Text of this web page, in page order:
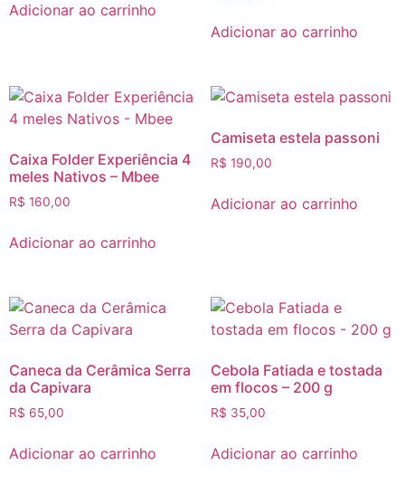
Adicionar ao carrinho
Adicionar ao carrinho
Caixa Folder Experiência 4
meles Nativos – Mbee
R$ 160,00
Adicionar ao carrinho
Camiseta estela passoni
R$ 190,00
Adicionar ao carrinho
Caneca da Cerâmica Serra
da Capivara
R$ 65,00
Adicionar ao carrinho
Cebola Fatiada e tostada
em flocos – 200 g
R$ 35,00
Adicionar ao carrinho